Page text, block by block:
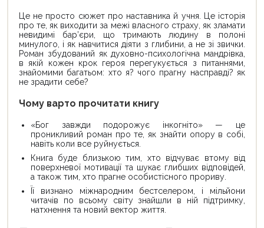
Це не просто сюжет про наставника й учня. Це історія
про те, як виходити за межі власного страху, як зламати
невидимі бар’єри, що тримають людину в полоні
минулого, і як навчитися діяти з глибини, а не зі звички.
Роман збудований як духовно-психологічна мандрівка,
в якій кожен крок героя перегукується з питаннями,
знайомими багатьом: хто я? чого прагну насправді? як
не зрадити себе?
Чому варто прочитати книгу
«Бог завжди подорожує інкогніто» — це
проникливий роман про те, як знайти опору в собі,
навіть коли все руйнується.
Книга буде близькою тим, хто відчуває втому від
поверхневої мотивації та шукає глибших відповідей,
а також тим, хто прагне особистісного прориву.
Її визнано міжнародним бестселером, і мільйони
читачів по всьому світу знайшли в ній підтримку,
натхнення та новий вектор життя.